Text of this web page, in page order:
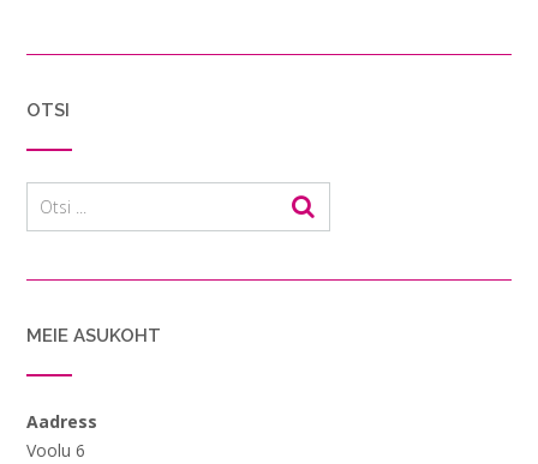
OTSI
MEIE ASUKOHT
Aadress
Voolu 6